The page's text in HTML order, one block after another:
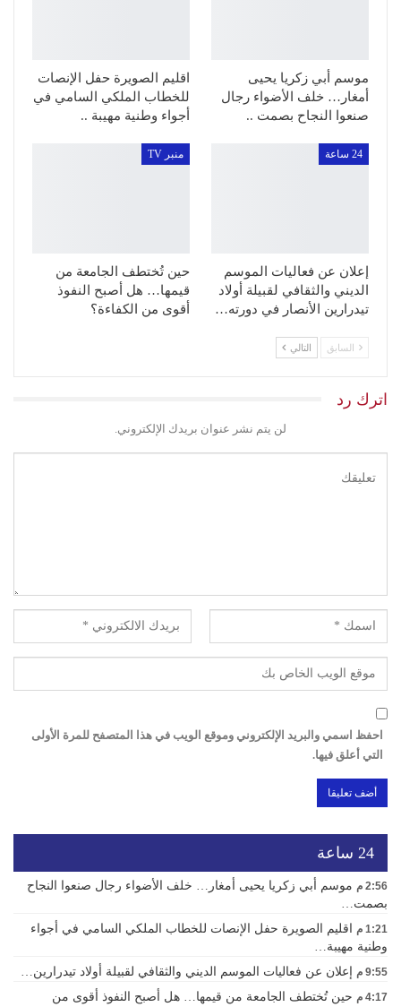
موسم أبي زكريا يحيى
أمغار… خلف الأضواء رجال
صنعوا النجاح بصمت ..
اقليم الصويرة حفل الإنصات
للخطاب الملكي السامي في
أجواء وطنية مهيبة ..
24 ساعة
إعلان عن فعاليات الموسم
الديني والثقافي لقبيلة أولاد
تيدرارين الأنصار في دورته…
منبر TV
حين تُختطف الجامعة من
قيمها… هل أصبح النفوذ
أقوى من الكفاءة؟
السابق التالي
اترك رد
لن يتم نشر عنوان بريدك الإلكتروني.
احفظ اسمي والبريد الإلكتروني وموقع الويب في هذا المتصفح للمرة الأولى
التي أعلق فيها.
24 ساعة
2:56 م
موسم أبي زكريا يحيى أمغار… خلف الأضواء رجال صنعوا النجاح
بصمت…
1:21 م
اقليم الصويرة حفل الإنصات للخطاب الملكي السامي في أجواء
وطنية مهيبة…
9:55 م إعلان عن فعاليات الموسم الديني والثقافي لقبيلة أولاد تيدرارين…
4:17 م
حين تُختطف الجامعة من قيمها… هل أصبح النفوذ أقوى من